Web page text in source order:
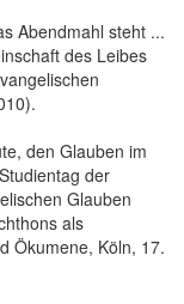
Abendmahl steht ...
des Leibes
den Glauben im
der
Glauben
als
Ökumene, Köln, 17.